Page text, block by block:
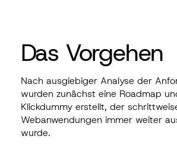
Das Vorgehen
Nach ausgiebiger Analyse der
wurden zunächst eine Roadmap
Klickdummy erstellt, der
Webanwendungen immer weiter
wurde.